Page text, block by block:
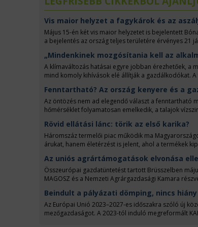
Vis maior helyzet a fagykárok és az
Május 15-én két vis maior helyzetet is bejelentett
a bejelentés az ország teljes területére érvényes 21
két hete, a vetőgépek az ország nagy részén porba
csatolhatók a vis maior bejelentéshez, és egyben
„Mindenkinek mozgósítania kell az
A klímaváltozás hatásai egyre jobban érezhetőek, a
mind komoly kihívások elé állítják a gazdálkodókat.
OTP Bank Agrárgazdasági Értékesítési
során szó esett a vízgazdálkodásról, a talajművelés
fenntarthatóbb működés felé vezető úton.
Fenntartható? Az ország kenyere és a
Az öntözés nem ad elegendő választ a fenntartható
hőmérséklet folyamatosan emelkedik, a talajok
azt a drasztikus megoldást is választhatják, hogy a
hozniuk, hiszen az ország kenyerét ugyan
Rövid ellátási lánc: törik az első karika?
Háromszáz termelői piac működik ma
árukat, hanem életérzést is jelent, ahol a termékek
Nemzeti Agrárgazdasági Kamara is rendszeres
termelőket a pályázatokra és a jövedelmező
Az uniós agrártámogatások elvonása
Összeurópai gazdatüntetést tartott Brüsszelben
MAGOSZ és a Nemzeti Agrárgazdasági Kamara
Beindult a pályázati dömping, nincs
Az Európai Unió 2023–2027-es időszakra szóló új
mezőgazdaságot. A 2023-tól induló megreformált